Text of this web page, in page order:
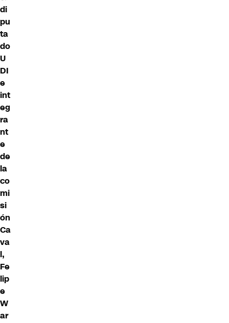
di
pu
ta
do
U
DI
e
int
eg
ra
nt
e
de
la
co
mi
si
ón
Ca
va
l,
Fe
lip
e
W
ar